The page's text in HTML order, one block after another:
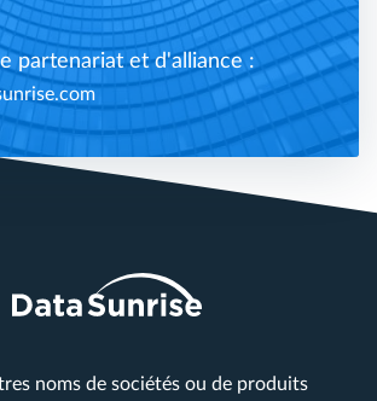
partenariat et d'alliance :
noms de sociétés ou de produits